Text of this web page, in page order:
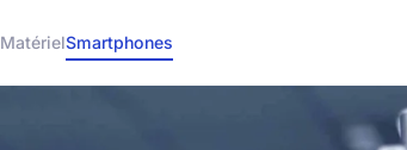
MatérielSmartphones